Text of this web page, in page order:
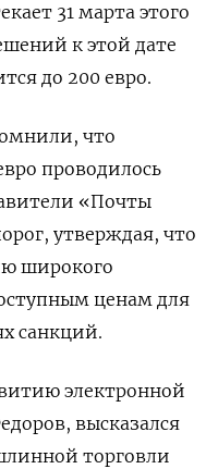
31 марта этого
к этой дате
до 200 евро.
что
проводилось
«Почты
утверждая, что
широкого
ценам для
санкций.
электронной
высказался
торговли